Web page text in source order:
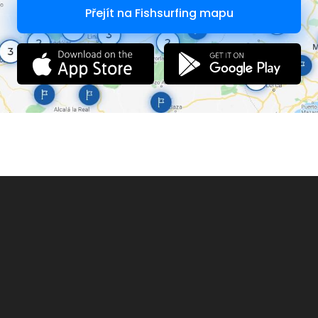
Přejít na Fishsurfing mapu